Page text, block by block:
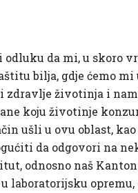
da mi, u skoro
bilja, gdje ćemo
zdravlje životinja i
koju životinje
ušli u ovu oblast,
da odgovori na
odnosno naš
laboratorijsku